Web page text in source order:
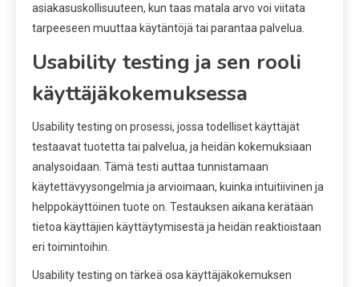
asiakasuskollisuuteen, kun taas matala arvo voi viitata
tarpeeseen muuttaa käytäntöjä tai parantaa palvelua.
Usability testing ja sen rooli
käyttäjäkokemuksessa
Usability testing on prosessi, jossa todelliset käyttäjät
testaavat tuotetta tai palvelua, ja heidän kokemuksiaan
analysoidaan. Tämä testi auttaa tunnistamaan
käytettävyysongelmia ja arvioimaan, kuinka intuitiivinen ja
helppokäyttöinen tuote on. Testauksen aikana kerätään
tietoa käyttäjien käyttäytymisestä ja heidän reaktioistaan
eri toimintoihin.
Usability testing on tärkeä osa käyttäjäkokemuksen